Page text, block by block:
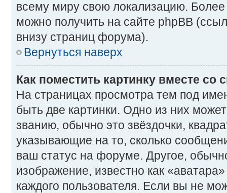
всему миру свою локализацию.
можно получить на сайте phpBB
внизу страниц форума).
Вернуться наверх
Как поместить картинку вместе со
На страницах просмотра тем под
быть две картинки. Одно из них
званию, обычно это звёздочки,
указывающие на то, сколько
ваш статус на форуме. Другое,
изображение, известно как
каждого пользователя. Если вы не